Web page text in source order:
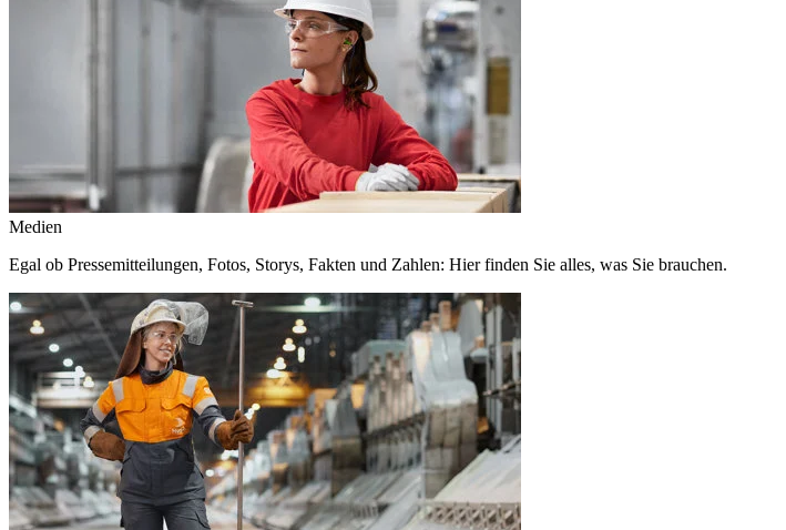
Medien
Egal ob Pressemitteilungen, Fotos, Storys, Fakten und Zahlen: Hier finden Sie alles, was Sie brauchen.